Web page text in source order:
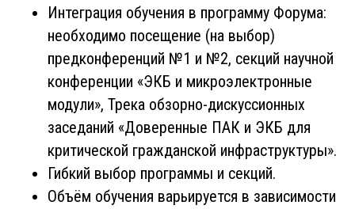
Интеграция обучения в программу Форума:
необходимо посещение (на выбор)
предконференций №1 и №2, секций научной
конференции «ЭКБ и микроэлектронные
модули», Трека обзорно-дискуссионных
заседаний «Доверенные ПАК и ЭКБ для
критической гражданской инфраструктуры».
Гибкий выбор программы и секций.
Объём обучения варьируется в зависимости